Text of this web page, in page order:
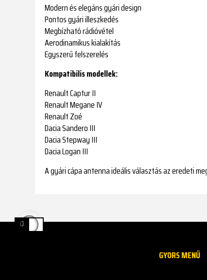
Modern és elegáns gyári design
Pontos gyári illeszkedés
Megbízható rádióvétel
Aerodinamikus kialakítás
Egyszerű felszerelés
Kompatibilis modellek:
Renault Captur II
Renault Megane IV
Renault Zoé
Dacia Sandero III
Dacia Stepway III
Dacia Logan III
A gyári cápa antenna ideális választás az eredeti
GYORS MENŰ